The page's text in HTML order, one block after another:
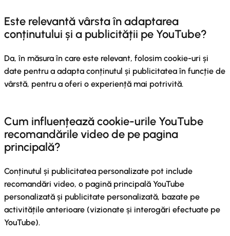
Este relevantă vârsta în adaptarea
conținutului și a publicității pe YouTube?
Da, în măsura în care este relevant, folosim cookie-uri și
date pentru a adapta conținutul și publicitatea în funcție de
vârstă, pentru a oferi o experiență mai potrivită.
Cum influențează cookie-urile YouTube
recomandările video de pe pagina
principală?
Conținutul și publicitatea personalizate pot include
recomandări video, o pagină principală YouTube
personalizată și publicitate personalizată, bazate pe
activitățile anterioare (vizionate și interogări efectuate pe
YouTube).